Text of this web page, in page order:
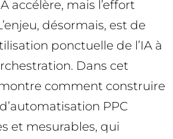
accélère, mais l’effort
désormais, est de
ponctuelle de l’IA à
Dans cet
comment construire
PPC
et mesurables, qui